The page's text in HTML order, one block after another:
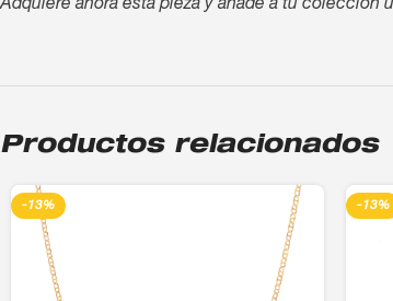
Adquiere ahora esta pieza y añade a tu colección
Productos relacionados
-13% -13%